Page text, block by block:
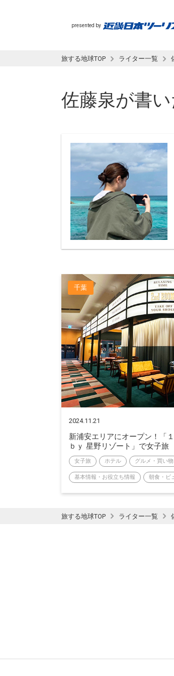
presented by
旅する地球TOP ライター一覧
佐藤泉が書
千葉
2024.11.21
新浦安エリアにオープン！「
ｂｙ 星野リゾート」で女子旅
女子旅 ホテル グルメ・買い物
基本情報・お役立ち情報 朝食・ビ
旅する地球TOP ライター一覧